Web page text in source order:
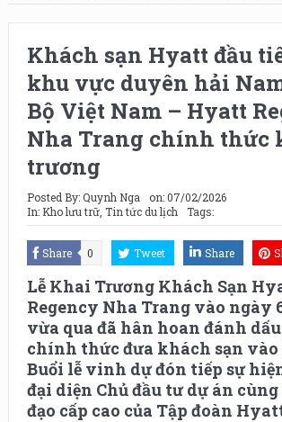
Khách sạn Hyatt đầu
khu vực duyên hải
Bộ Việt Nam – Hyatt
Nha Trang chính thức
trương
Posted By:Quynh Nga on:07/02/2026
In: Kho lưu trữ, Tin tức du lịch Tags:
Share 0 Tweet Share
Lễ Khai Trương Khách Sạn
Regency Nha Trang vào ngày
vừa qua đã hân hoan đánh
chính thức đưa khách sạn vào
Buổi lễ vinh dự đón tiếp sự
đại diện Chủ đầu tư dự án
đạo cấp cao của Tập đoàn